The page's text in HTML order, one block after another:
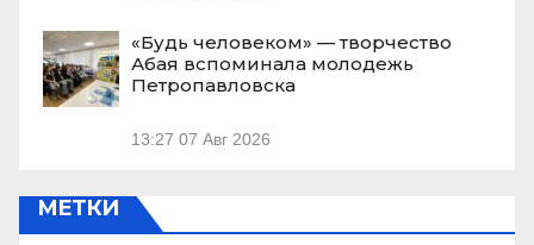
«Будь человеком» — творчество
Абая вспоминала молодежь
Петропавловска
13:27 07 Авг 2026
МЕТКИ